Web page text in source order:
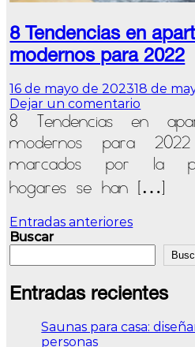
8 Tendencias en
modernos para 2022
16 de mayo de 202318 de
Dejar un comentario
8
en
de
lujo
8 Tendencias en
modernos para
marcados por la
hogares se han […]
Navegación
de
entradas
Entradas anteriores
Buscar
Entradas recientes
Saunas para casa:
personas